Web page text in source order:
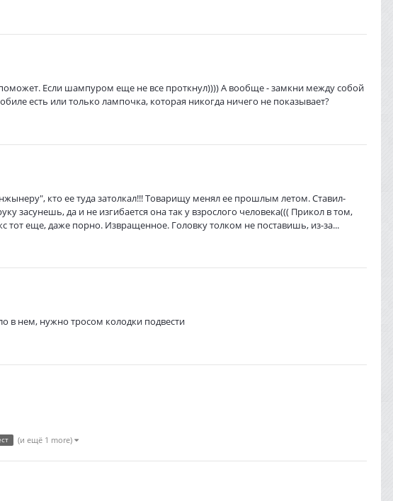
Если шампуром еще не все проткнул)))) А вообще - замкни между собой
есть или только лампочка, которая никогда ничего не показывает?
кто ее туда затолкал!!! Товарищу менял ее прошлым летом. Ставил-
засунешь, да и не изгибается она так у взрослого человека((( Прикол в том,
тот еще, даже порно. Извращенное. Головку толком не поставишь, из-за...
в нем, нужно тросом колодки подвести
(и ещё 1 more)